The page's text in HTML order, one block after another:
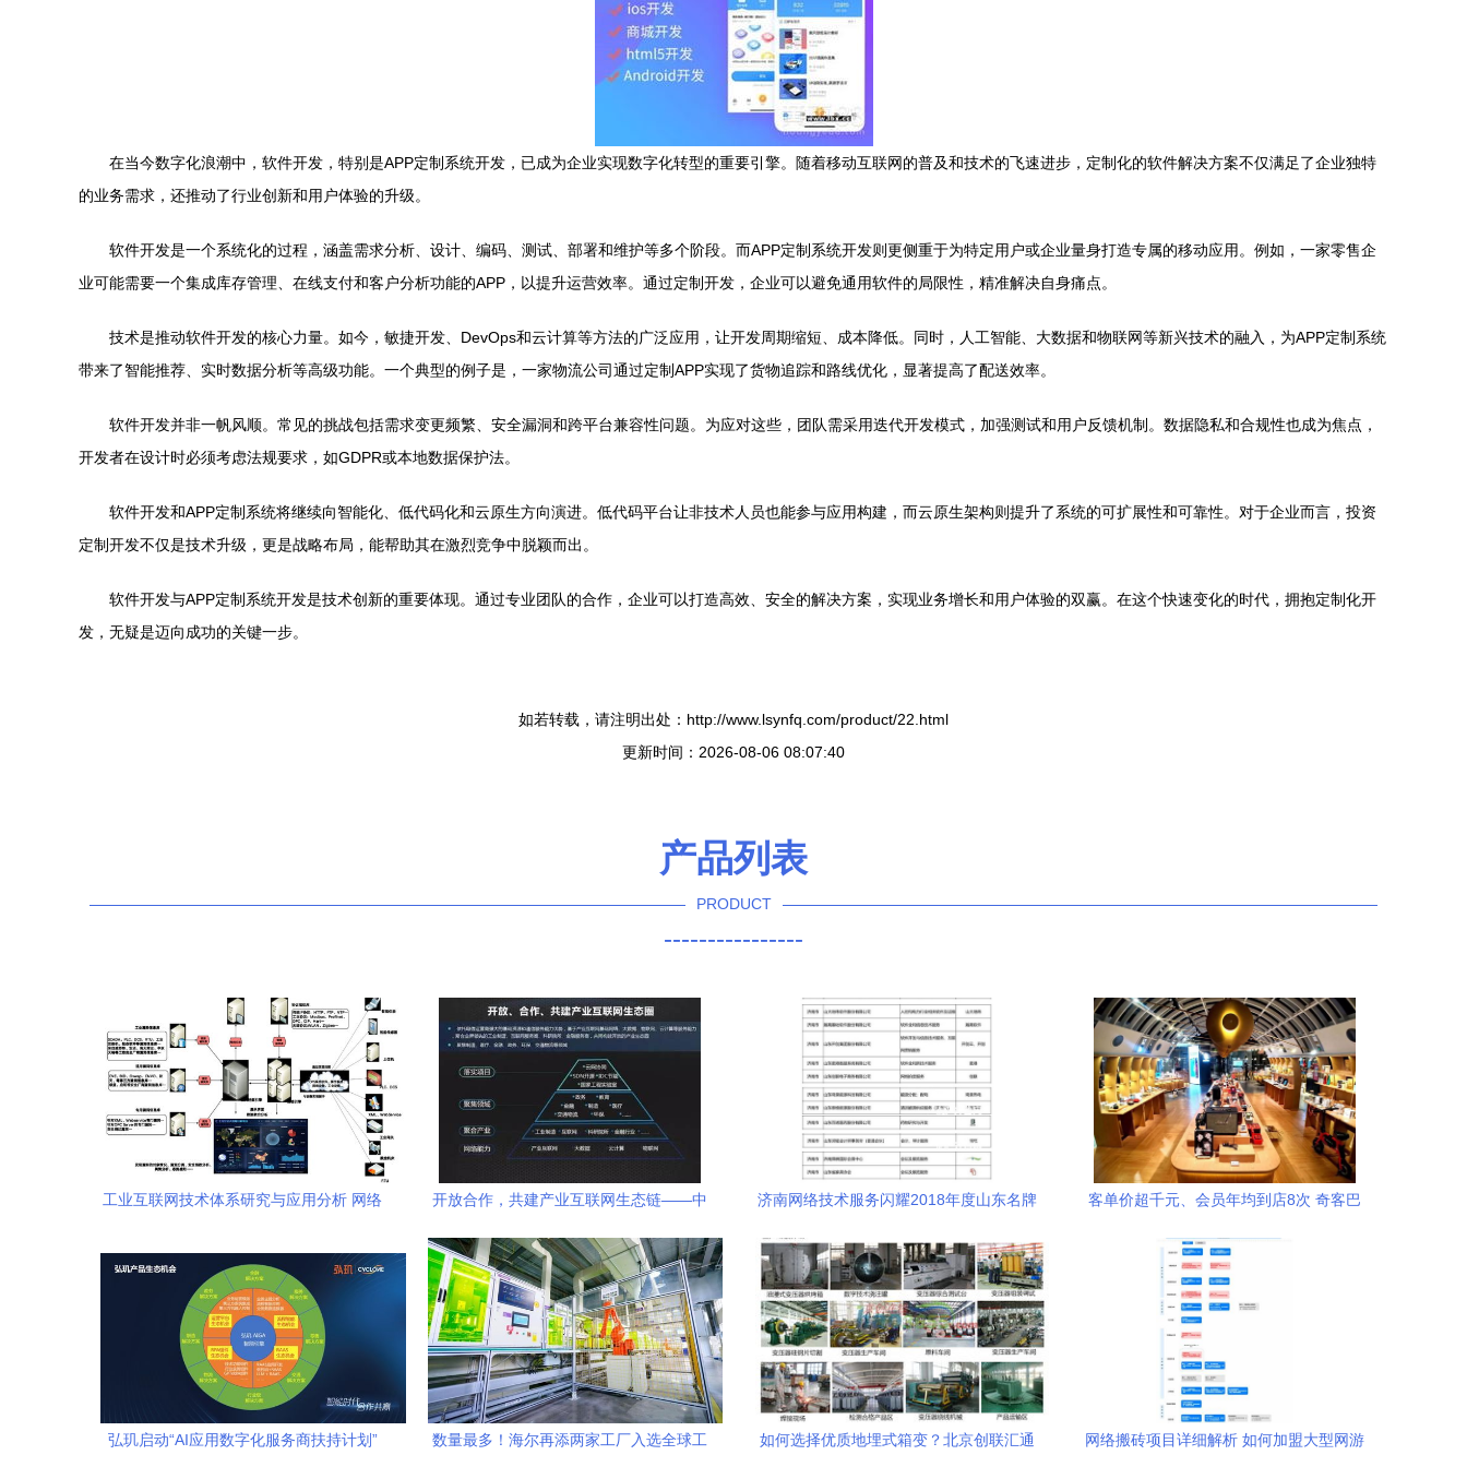
在当今数字化浪潮中，软件开发，特别是APP定制系统开发，已成为企业实现数字化转型的重要引擎。随着移动互联网的普及和技术的飞速进步，定制化的软件解决方案不仅满足了企业独特
的业务需求，还推动了行业创新和用户体验的升级。
软件开发是一个系统化的过程，涵盖需求分析、设计、编码、测试、部署和维护等多个阶段。而APP定制系统开发则更侧重于为特定用户或企业量身打造专属的移动应用。例如，一家零售企
业可能需要一个集成库存管理、在线支付和客户分析功能的APP，以提升运营效率。通过定制开发，企业可以避免通用软件的局限性，精准解决自身痛点。
技术是推动软件开发的核心力量。如今，敏捷开发、DevOps和云计算等方法的广泛应用，让开发周期缩短、成本降低。同时，人工智能、大数据和物联网等新兴技术的融入，为APP定制系统
带来了智能推荐、实时数据分析等高级功能。一个典型的例子是，一家物流公司通过定制APP实现了货物追踪和路线优化，显著提高了配送效率。
软件开发并非一帆风顺。常见的挑战包括需求变更频繁、安全漏洞和跨平台兼容性问题。为应对这些，团队需采用迭代开发模式，加强测试和用户反馈机制。数据隐私和合规性也成为焦点，
开发者在设计时必须考虑法规要求，如GDPR或本地数据保护法。
软件开发和APP定制系统将继续向智能化、低代码化和云原生方向演进。低代码平台让非技术人员也能参与应用构建，而云原生架构则提升了系统的可扩展性和可靠性。对于企业而言，投资
定制开发不仅是技术升级，更是战略布局，能帮助其在激烈竞争中脱颖而出。
软件开发与APP定制系统开发是技术创新的重要体现。通过专业团队的合作，企业可以打造高效、安全的解决方案，实现业务增长和用户体验的双赢。在这个快速变化的时代，拥抱定制化开
发，无疑是迈向成功的关键一步。
如若转载，请注明出处：http://www.lsynfq.com/product/22.html
更新时间：2026-08-06 08:07:40
产品列表
PRODUCT
----------------
工业互联网技术体系研究与应用分析 网络
开放合作，共建产业互联网生态链——中
术服务新格局
济南网络技术服务闪耀2018年度山东名牌
客单价超千元、会员年均到店8次 奇客巴
弘玑启动“AI应用数字化服务商扶持计划”
数量最多！海尔再添两家工厂入选全球工
如何选择优质地埋式箱变？北京创联汇通
网络搬砖项目详细解析 如何加盟大型网游